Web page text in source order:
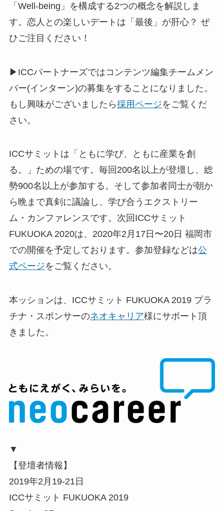
「Well-being」を構成する2つの概念を解説しま
す。恋人との楽しいデートは「最後」が肝心？ ぜ
ひご注目ください！
▶ICCパートナーズではコンテンツ編集チームメン
バー(インターン)の募集をすることになりました。
もし興味がございましたら採用ページをご覧くだ
さい。
ICCサミットは「ともに学び、ともに産業を創
る。」ための場です。毎回200名以上が登壇し、総
勢900名以上が参加する。そして参加者同士が朝か
ら晩まで真剣に議論し、学び合うエクストリー
ム・カンファレンスです。次回ICCサミット
FUKUOKA 2020は、2020年2月17日〜20日 福岡市
での開催を予定しております。参加登録などは公
式ページをご覧ください。
本ッションは、ICCサミット FUKUOKA 2019 プラ
チナ・スポンサーのネオキャリア様にサポート頂
きました。
▼
【登壇者情報】
2019年2月19-21日
ICCサミット FUKUOKA 2019